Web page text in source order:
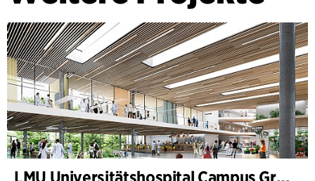
LMU Universitätshospital Campus Großhadern